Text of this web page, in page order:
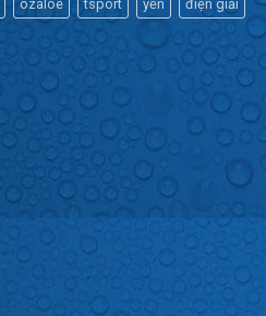
ozaloe tsport yến điện giải